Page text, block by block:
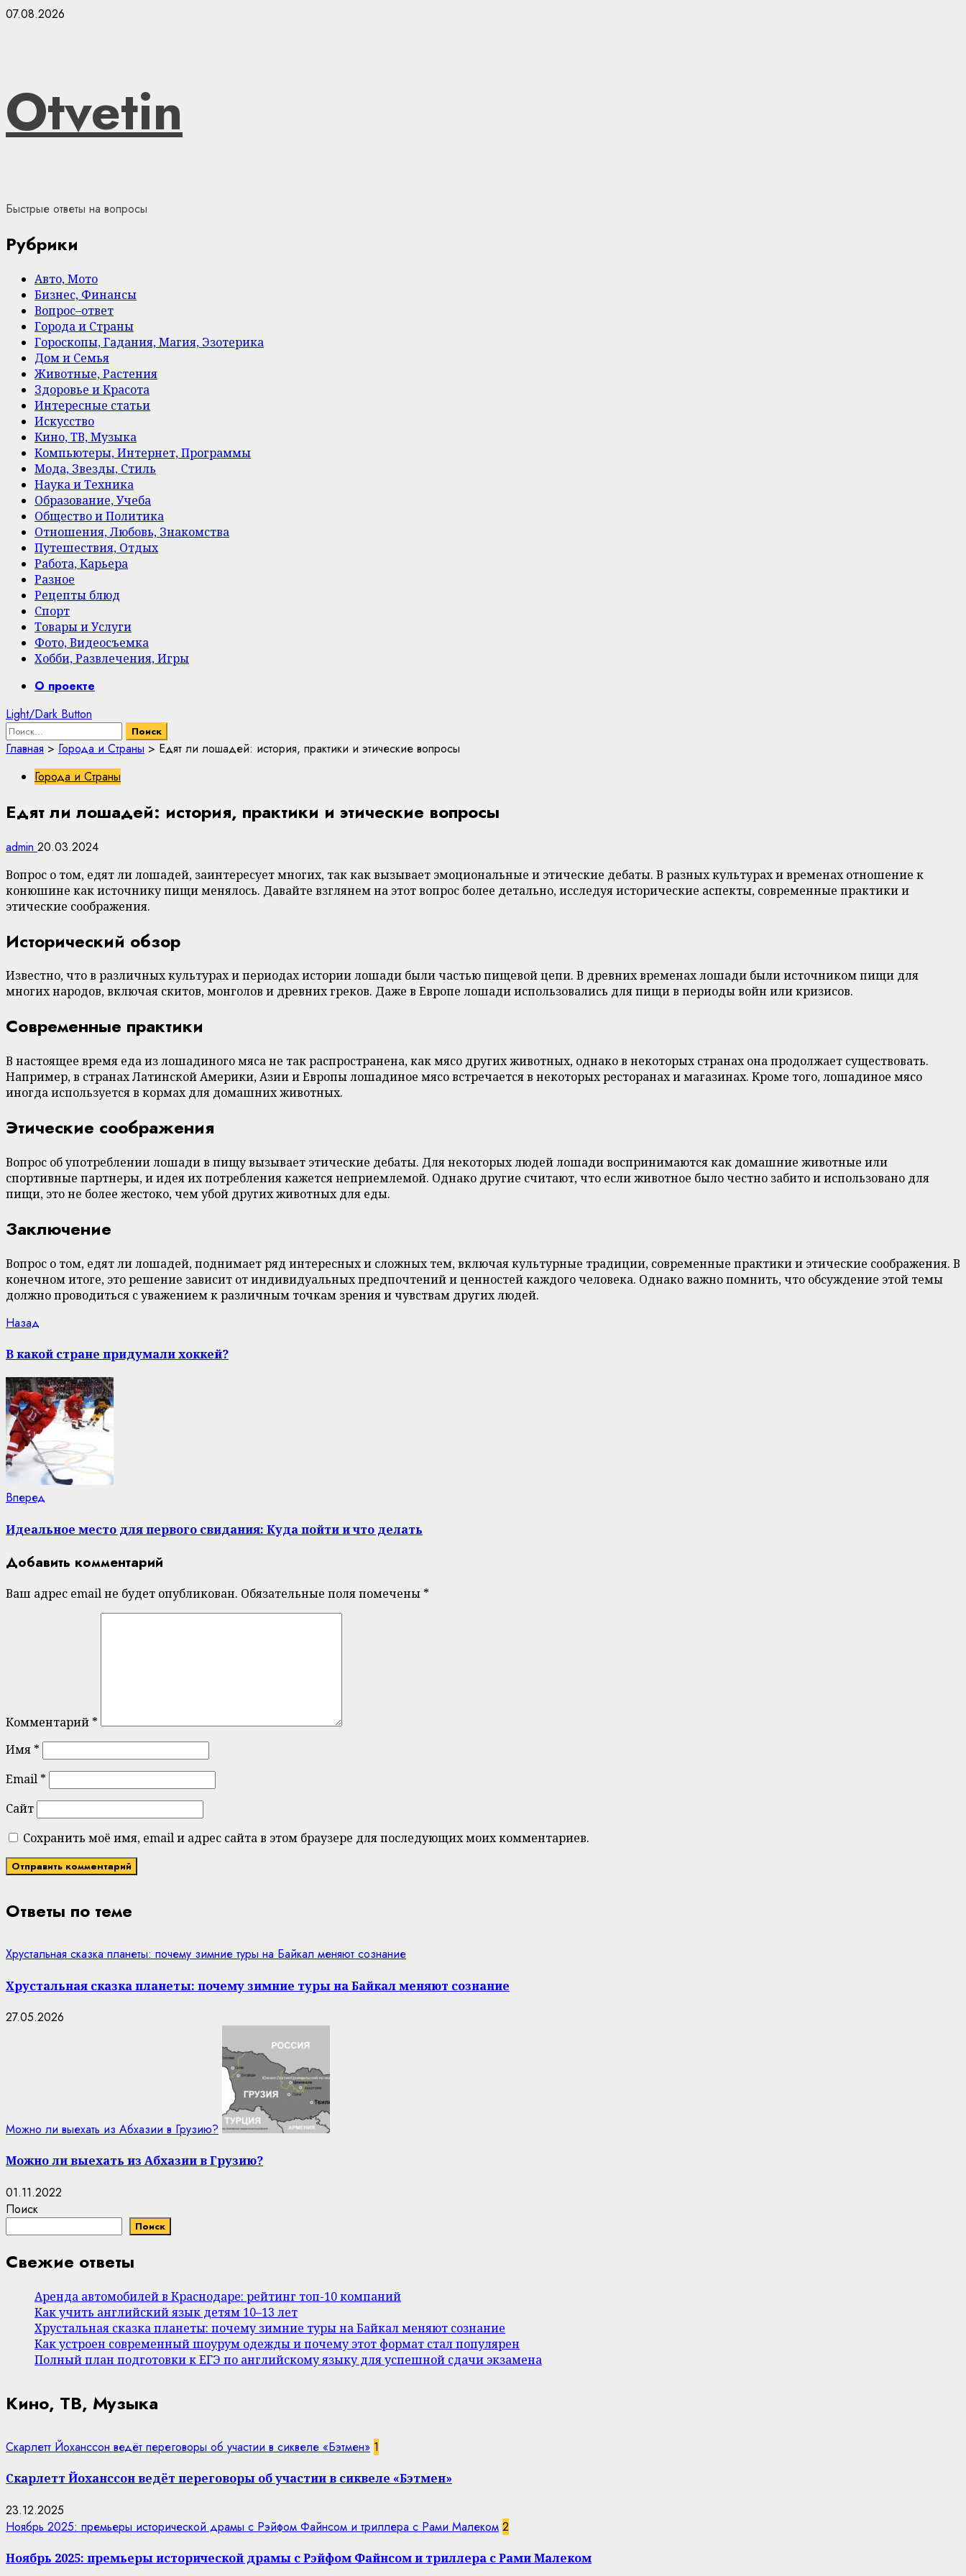
Skip
07.08.2026
Otvetin
Быстрые ответы на вопросы
Рубрики
Авто, Мото
Бизнес, Финансы
Вопрос–ответ
Города и Страны
Гороскопы, Гадания, Магия, Эзотерика
Дом и Семья
Животные, Растения
Здоровье и Красота
Интересные статьи
Искусство
Кино, ТВ, Музыка
Компьютеры, Интернет, Программы
Мода, Звезды, Стиль
Наука и Техника
Образование, Учеба
Общество и Политика
Отношения, Любовь, Знакомства
Путешествия, Отдых
Работа, Карьера
Разное
Рецепты блюд
Спорт
Товары и Услуги
Фото, Видеосъемка
Хобби, Развлечения, Игры
PrimaryО проекте
Light/Dark Button
Найти:
Главная > Города и Страны > Едят ли лошадей: история, практики и этические вопросы
Города и Страны
Едят ли лошадей: история, практики и этические вопросы
admin 20.03.2024
Вопрос о том, едят ли лошадей, заинтересует многих, так как вызывает эмоциональные и этические дебаты. В разных культурах и временах отношение к
конюшине как источнику пищи менялось. Давайте взглянем на этот вопрос более детально, исследуя исторические аспекты, современные практики и
этические соображения.
Исторический обзор
Известно, что в различных культурах и периодах истории лошади были частью пищевой цепи. В древних временах лошади были источником пищи для
многих народов, включая скитов, монголов и древних греков. Даже в Европе лошади использовались для пищи в периоды войн или кризисов.
Современные практики
В настоящее время еда из лошадиного мяса не так распространена, как мясо других животных, однако в некоторых странах она продолжает существовать.
Например, в странах Латинской Америки, Азии и Европы лошадиное мясо встречается в некоторых ресторанах и магазинах. Кроме того, лошадиное мясо
иногда используется в кормах для домашних животных.
Этические соображения
Вопрос об употреблении лошади в пищу вызывает этические дебаты. Для некоторых людей лошади воспринимаются как домашние животные или
спортивные партнеры, и идея их потребления кажется неприемлемой. Однако другие считают, что если животное было честно забито и использовано для
пищи, это не более жестоко, чем убой других животных для еды.
Заключение
Вопрос о том, едят ли лошадей, поднимает ряд интересных и сложных тем, включая культурные традиции, современные практики и этические соображения. В
конечном итоге, это решение зависит от индивидуальных предпочтений и ценностей каждого человека. Однако важно помнить, что обсуждение этой темы
должно проводиться с уважением к различным точкам зрения и чувствам других людей.
Continue
Reading
Назад
В какой стране придумали хоккей?
Вперед
Идеальное место для первого свидания: Куда пойти и что делать
Добавить комментарий
Ваш адрес email не будет опубликован. Обязательные поля помечены *
Комментарий *
Имя *
Email *
Сайт
Сохранить моё имя, email и адрес сайта в этом браузере для последующих моих комментариев.
Ответы по теме
Хрустальная сказка планеты: почему зимние туры на Байкал меняют сознание
Хрустальная сказка планеты: почему зимние туры на Байкал меняют сознание
27.05.2026
Можно ли выехать из Абхазии в Грузию?
Можно ли выехать из Абхазии в Грузию?
01.11.2022
Поиск
Поиск
Свежие ответы
Аренда автомобилей в Краснодаре: рейтинг топ-10 компаний
Как учить английский язык детям 10–13 лет
Хрустальная сказка планеты: почему зимние туры на Байкал меняют сознание
Как устроен современный шоурум одежды и почему этот формат стал популярен
Полный план подготовки к ЕГЭ по английскому языку для успешной сдачи экзамена
Кино, ТВ, Музыка
Скарлетт Йоханссон ведёт переговоры об участии в сиквеле «Бэтмен» 1
Скарлетт Йоханссон ведёт переговоры об участии в сиквеле «Бэтмен»
23.12.2025
Ноябрь 2025: премьеры исторической драмы с Рэйфом Файнсом и триллера с Рами Малеком 2
Ноябрь 2025: премьеры исторической драмы с Рэйфом Файнсом и триллера с Рами Малеком